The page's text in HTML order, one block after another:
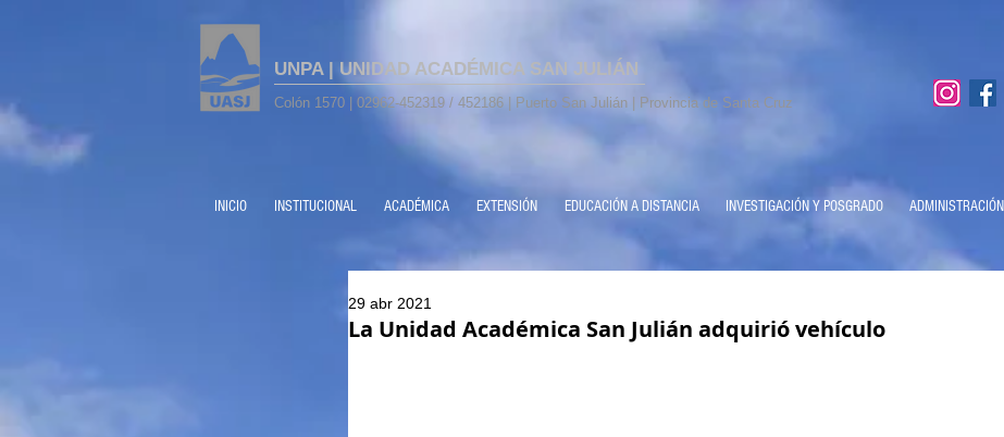
UNPA | UNIDAD ACADÉMICA SAN JULIÁN
Colón 1570 | 02962-452319 / 452186 | Puerto San Julián | Provincia de Santa Cruz
INICIO INSTITUCIONAL ACADÉMICA EXTENSIÓN EDUCACIÓN A DISTANCIA INVESTIGACIÓN Y POSGRADO ADMINISTRACIÓN
La Unidad Académica San Julián adquirió vehículo
29 abr 2021